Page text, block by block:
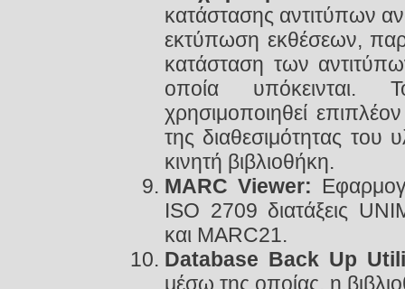
κατάστασης αντιτύπων
εκτύπωση εκθέσεων,
κατάσταση των
οποία
χρησιμοποιηθεί
της διαθεσιμότητας του
κινητή βιβλιοθήκη.
MARC Viewer:
ISO 2709 διατάξεις
και MARC21.
Database Back Up
μέσω της οποίας, η